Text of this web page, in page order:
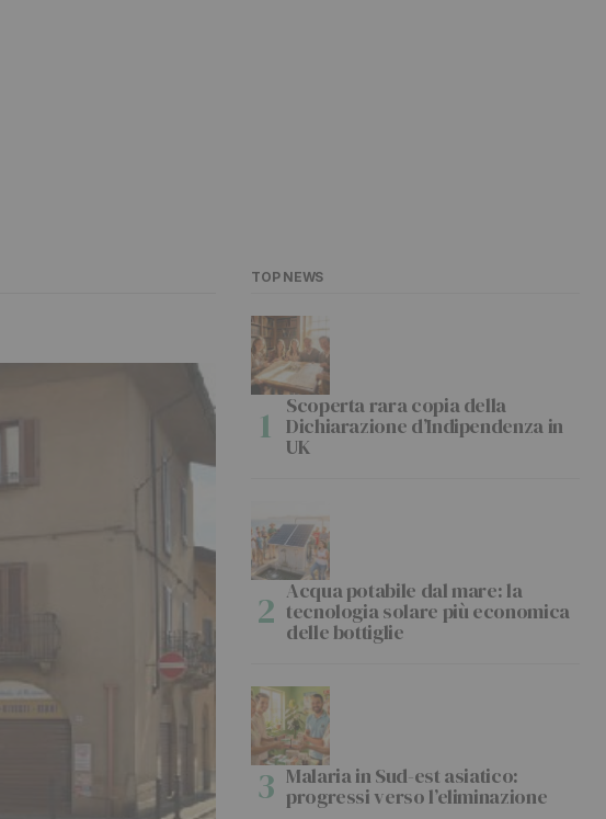
TOP NEWS
Scoperta rara copia della
Dichiarazione d’Indipendenza in
UK
Acqua potabile dal mare: la
tecnologia solare più economica
delle bottiglie
Malaria in Sud-est asiatico:
progressi verso l’eliminazione